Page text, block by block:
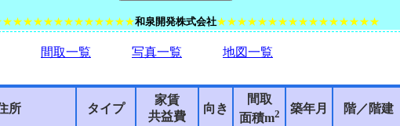
和泉開発株式会社★★★★★★★★★★★★★★★★
間取一覧 写真一覧 地図一覧
所 タイプ
家賃
共益費
向き
間取
面積m2 築年月 階／階建